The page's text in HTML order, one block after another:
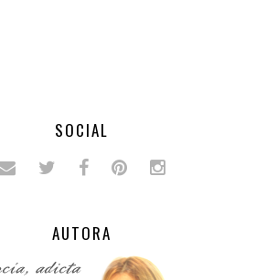
SOCIAL
AUTORA